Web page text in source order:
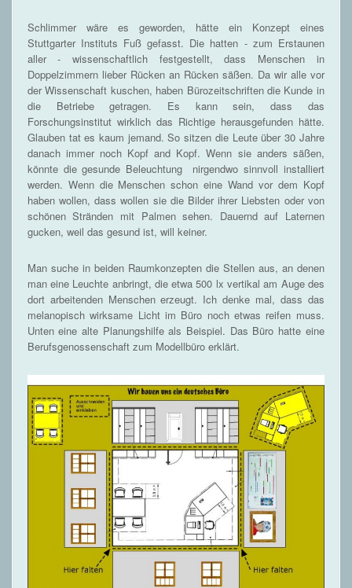
Schlimmer wäre es geworden, hätte ein Konzept eines
Stuttgarter Instituts Fuß gefasst. Die hatten - zum Erstaunen
aller - wissenschaftlich festgestellt, dass Menschen in
Doppelzimmern lieber Rücken an Rücken säßen. Da wir alle vor
der Wissenschaft kuschen, haben Bürozeitschriften die Kunde in
die Betriebe getragen. Es kann sein, dass das
Forschungsinstitut wirklich das Richtige herausgefunden hätte.
Glauben tat es kaum jemand. So sitzen die Leute über 30 Jahre
danach immer noch Kopf and Kopf. Wenn sie anders säßen,
könnte die gesunde Beleuchtung nirgendwo sinnvoll installiert
werden. Wenn die Menschen schon eine Wand vor dem Kopf
haben wollen, dass wollen sie die Bilder ihrer Liebsten oder von
schönen Stränden mit Palmen sehen. Dauernd auf Laternen
gucken, weil das gesund ist, will keiner.
Man suche in beiden Raumkonzepten die Stellen aus, an denen
man eine Leuchte anbringt, die etwa 500 lx vertikal am Auge des
dort arbeitenden Menschen erzeugt. Ich denke mal, dass das
melanopisch wirksame Licht im Büro noch etwas reifen muss.
Unten eine alte Planungshilfe als Beispiel. Das Büro hatte eine
Berufsgenossenschaft zum Modellbüro erklärt.